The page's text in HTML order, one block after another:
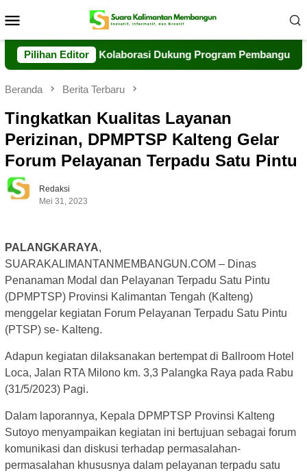
ke
Mobile
Pilihan Editor
Perkuat Kolaborasi Dukung Program Pembangunan Daerah
Beranda Berita Terbaru
Tingkatkan Kualitas Layanan
Perizinan, DPMPTSP Kalteng Gelar
Forum Pelayanan Terpadu Satu Pintu
Redaksi
Mei 31, 2023
PALANGKARAYA,
SUARAKALIMANTANMEMBANGUN.COM – Dinas
Penanaman Modal dan Pelayanan Terpadu Satu Pintu
(DPMPTSP) Provinsi Kalimantan Tengah (Kalteng)
menggelar kegiatan Forum Pelayanan Terpadu Satu Pintu
(PTSP) se- Kalteng.
Adapun kegiatan dilaksanakan bertempat di Ballroom Hotel
Loca, Jalan RTA Milono km. 3,3 Palangka Raya pada Rabu
(31/5/2023) Pagi.
Dalam laporannya, Kepala DPMPTSP Provinsi Kalteng
Sutoyo menyampaikan kegiatan ini bertujuan sebagai forum
komunikasi dan diskusi terhadap permasalahan-
permasalahan khususnya dalam pelayanan terpadu satu